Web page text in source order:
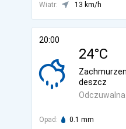
Wiatr:
13 km/h
20:00
24°C
Odczuwalna
deszcz
Opad: 0.1 mm